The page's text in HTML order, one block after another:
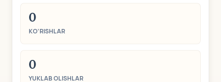
0
KO‘RISHLAR
0
YUKLAB OLISHLAR